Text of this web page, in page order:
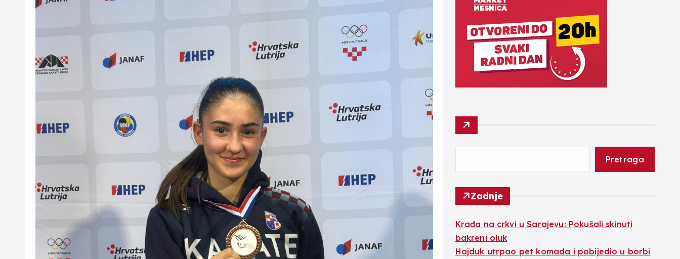
Pretraga
Zadnje
Krađa na crkvi u Sarajevu: Pokušali skinuti
bakreni oluk
Hajduk utrpao pet komada i pobijedio u borbi